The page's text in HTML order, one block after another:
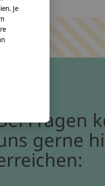
Fragen
gerne
Je